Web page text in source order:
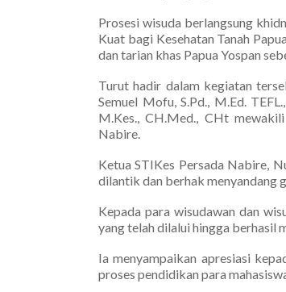
Prosesi wisuda berlangsung
Kuat bagi Kesehatan Tanah
dan tarian khas Papua Yospan
Turut hadir dalam kegiatan
Semuel Mofu, S.Pd., M.Ed.
M.Kes., CH.Med., CHt
Nabire.
Ketua STIKes Persada Nabire,
dilantik dan berhak menyandang
Kepada para wisudawan dan
yang telah dilalui hingga berhasil
Ia menyampaikan apresiasi
proses pendidikan para